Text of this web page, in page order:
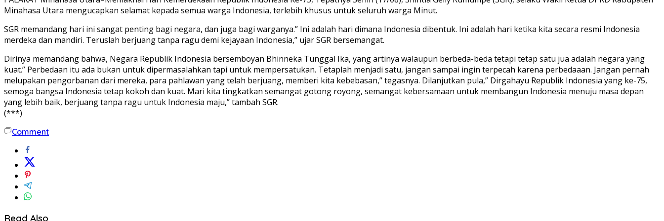
Minahasa Utara mengucapkan selamat kepada semua warga Indonesia, terlebih khusus untuk seluruh warga Minut.
SGR memandang hari ini sangat penting bagi negara, dan juga bagi warganya.” Ini adalah hari dimana Indonesia dibentuk. Ini adalah hari ketika kita secara resmi Indonesia
merdeka dan mandiri. Teruslah berjuang tanpa ragu demi kejayaan Indonesia,” ujar SGR bersemangat.
Dirinya memandang bahwa, Negara Republik Indonesia bersemboyan Bhinneka Tunggal Ika, yang artinya walaupun berbeda-beda tetapi tetap satu jua adalah negara yang
kuat.” Perbedaan itu ada bukan untuk dipermasalahkan tapi untuk mempersatukan. Tetaplah menjadi satu, jangan sampai ingin terpecah karena perbedaaan. Jangan pernah
melupakan pengorbanan dari mereka, para pahlawan yang telah berjuang, memberi kita kebebasan,” tegasnya. Dilanjutkan pula,” Dirgahayu Republik Indonesia yang ke-75,
semoga bangsa Indonesia tetap kokoh dan kuat. Mari kita tingkatkan semangat gotong royong, semangat kebersamaan untuk membangun Indonesia menuju masa depan
yang lebih baik, berjuang tanpa ragu untuk Indonesia maju,” tambah SGR.
(***)
Comment
Read Also